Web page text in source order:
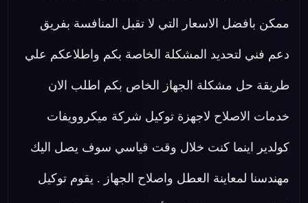
ممكن بافضل الاسعار التي لا تقبل المنافسة بفريق
دعم فني لتحديد المشكلة الخاصة بكم واطلاعكم علي
طريقة حل مشكلة الجهاز الخاص بكم اطلب الان
خدمات الاصلاح لاجهزة توكيل شركة ميكروويفات
كولدير اينما كنت خلال وقت قياسي سوف يصل اليك
مهندسنا لمعاينة العطل واصلاح الجهاز . يقوم توكيل